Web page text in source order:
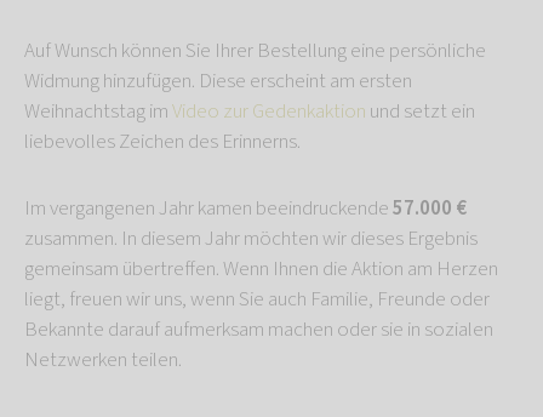
Auf Wunsch können Sie Ihrer Bestellung eine persönliche
Widmung hinzufügen. Diese erscheint am ersten
Weihnachtstag imVideo zur Gedenkaktion und setzt ein
liebevolles Zeichen des Erinnerns.
Im vergangenen Jahr kamen beeindruckende57.000 €
zusammen. In diesem Jahr möchten wir dieses Ergebnis
gemeinsam übertreffen. Wenn Ihnen die Aktion am Herzen
liegt, freuen wir uns, wenn Sie auch Familie, Freunde oder
Bekannte darauf aufmerksam machen oder sie in sozialen
Netzwerken teilen.